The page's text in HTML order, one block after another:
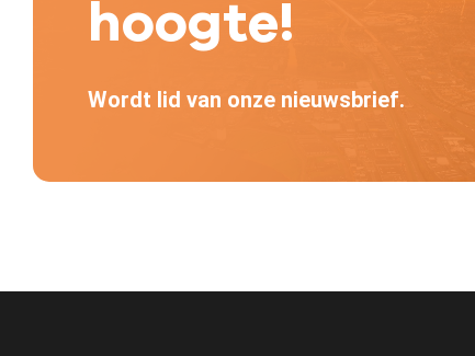
hoogte!
Wordt lid van onze nieuwsbrief.